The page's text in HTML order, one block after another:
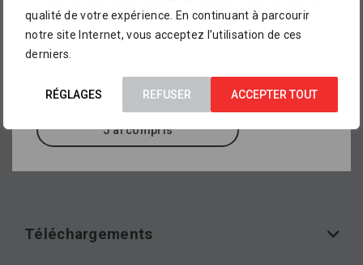
qualité de votre expérience. En continuant à parcourir
notre site Internet, vous acceptez l’utilisation de ces
derniers.
RÉGLAGES REFUSER ACCEPTER TOUT
Type de produit
Gabion
Autres
Téléchargements
L’assortiment proposé dans notre catalogue en
ligne ne représente pour le moment qu’un petit
aperçu de ce que vous pourrez trouver dans
nos points de vente
milliers d’autres références.
J'ai compris